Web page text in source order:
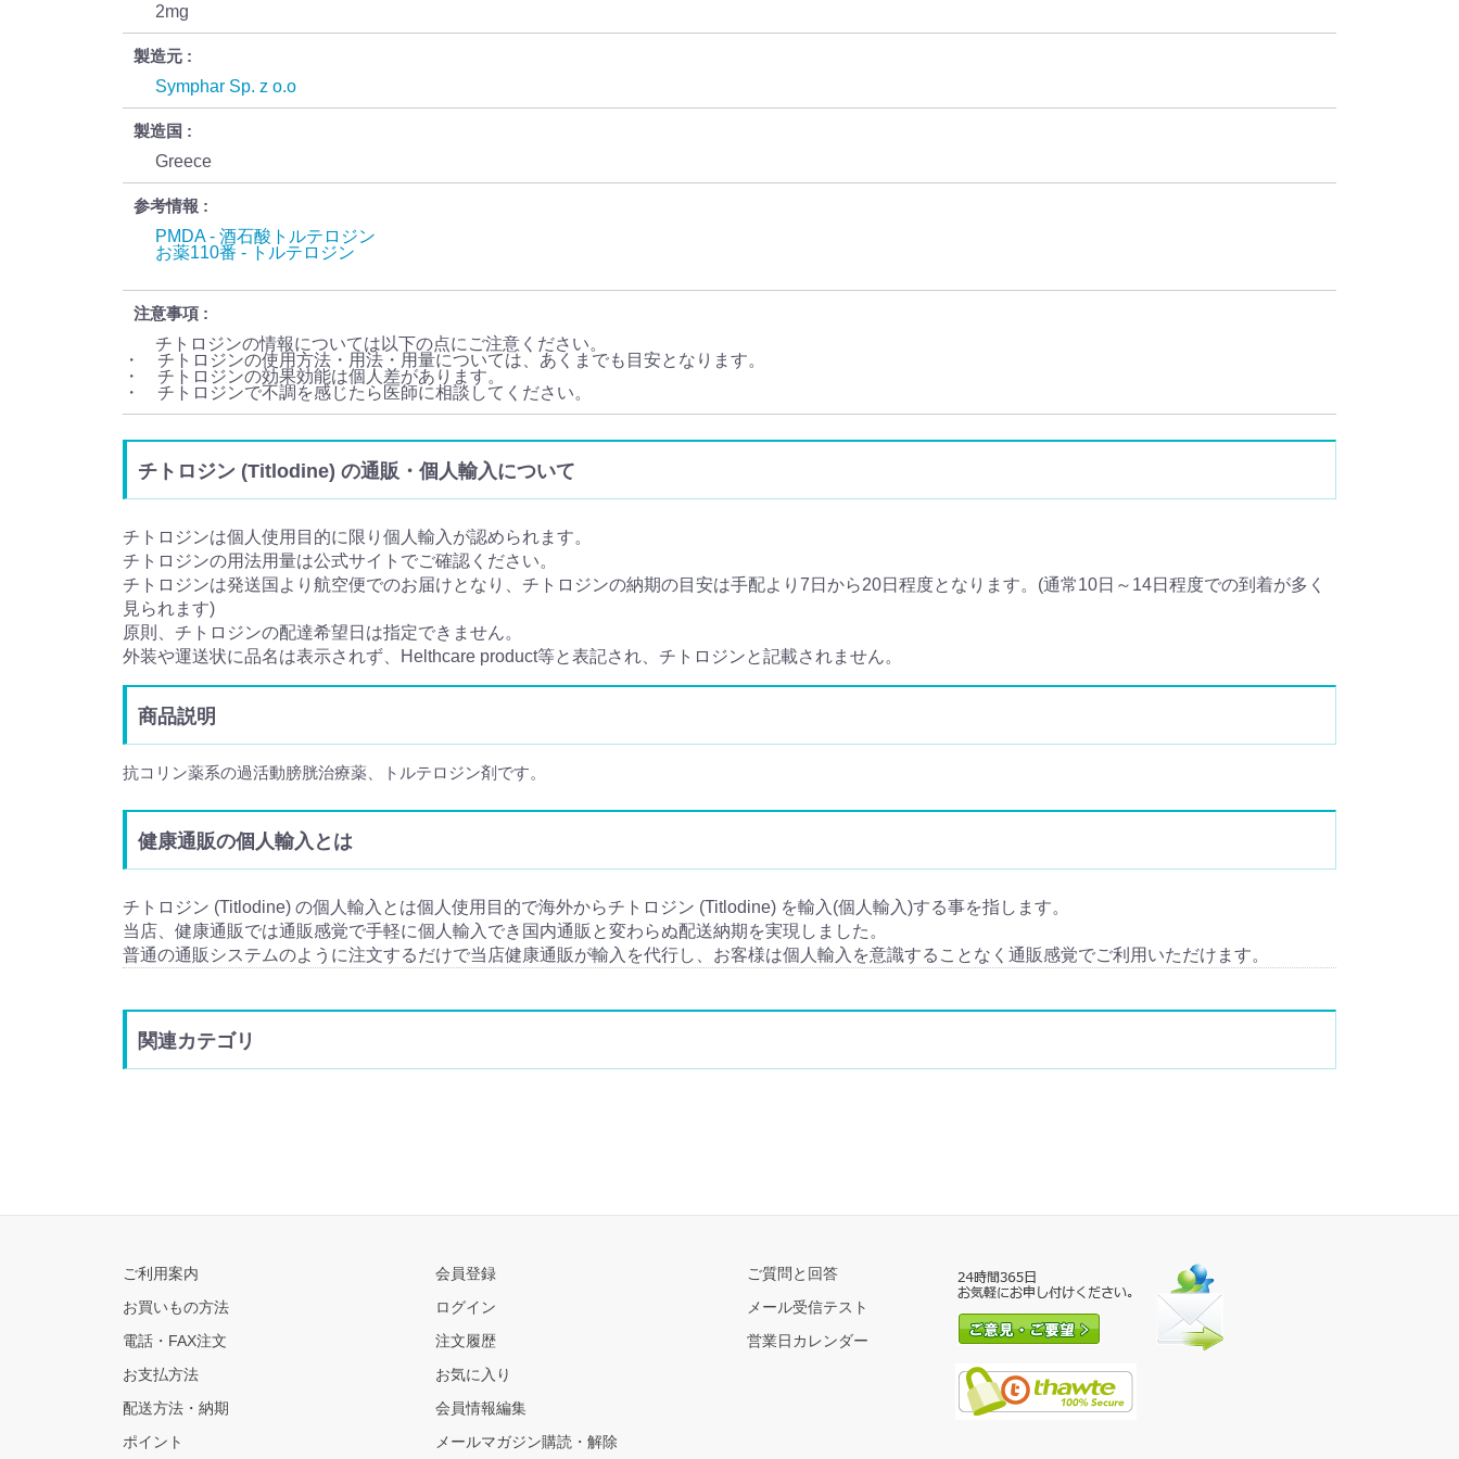
2mg
製造元
Symphar Sp. z o.o
製造国
Greece
参考情報
PMDA - 酒石酸トルテロジン
お薬110番 - トルテロジン
注意事項
チトロジンの情報については以下の点にご注意ください。
・ チトロジンの使用方法・用法・用量については、あくまでも目安となります。
・ チトロジンの効果効能は個人差があります。
・ チトロジンで不調を感じたら医師に相談してください。
チトロジン (Titlodine) の通販・個人輸入について
チトロジンは個人使用目的に限り個人輸入が認められます。
チトロジンの用法用量は公式サイトでご確認ください。
チトロジンは発送国より航空便でのお届けとなり、チトロジンの納期の目安は手配より7日から20日程度となります。(通常10日～14日程度での到着が多く
見られます)
原則、チトロジンの配達希望日は指定できません。
外装や運送状に品名は表示されず、Helthcare product等と表記され、チトロジンと記載されません。
商品説明
抗コリン薬系の過活動膀胱治療薬、トルテロジン剤です。
健康通販の個人輸入とは
チトロジン (Titlodine) の個人輸入とは個人使用目的で海外からチトロジン (Titlodine) を輸入(個人輸入)する事を指します。
当店、健康通販では通販感覚で手軽に個人輸入でき国内通販と変わらぬ配送納期を実現しました。
普通の通販システムのように注文するだけで当店健康通販が輸入を代行し、お客様は個人輸入を意識することなく通販感覚でご利用いただけます。
関連カテゴリ
ご利用案内
お買いもの方法
電話・FAX注文
お支払方法
配送方法・納期
ポイント
会員登録
ログイン
注文履歴
お気に入り
会員情報編集
メールマガジン購読・解除
ご質問と回答
メール受信テスト
営業日カレンダー